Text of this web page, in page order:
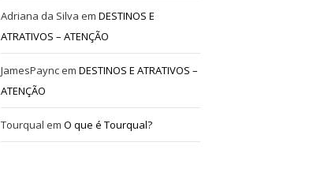
Adriana da Silva emDESTINOS E
ATRATIVOS – ATENÇÃO
JamesPaync emDESTINOS E ATRATIVOS –
ATENÇÃO
Tourqual emO que é Tourqual?